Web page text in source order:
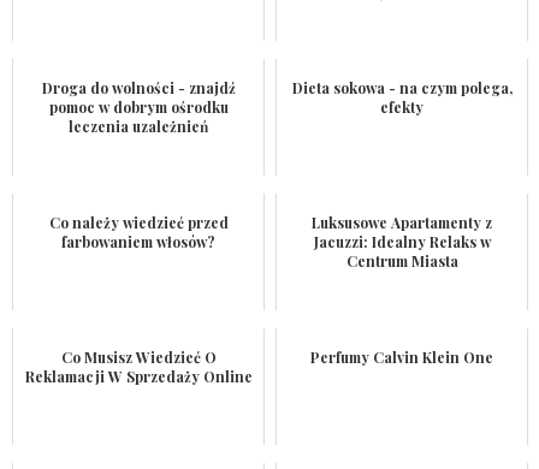
Droga do wolności - znajdź
pomoc w dobrym ośrodku
leczenia uzależnień
Dieta sokowa - na czym polega,
efekty
Co należy wiedzieć przed
farbowaniem włosów?
Luksusowe Apartamenty z
Jacuzzi: Idealny Relaks w
Centrum Miasta
Co Musisz Wiedzieć O
Reklamacji W Sprzedaży Online
Perfumy Calvin Klein One